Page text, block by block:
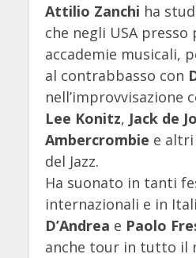
Attilio Zanchi ha
che negli USA
accademie musicali,
al contrabbasso con
nell’improvvisazione
Lee Konitz, Jack de
Ambercrombie e
del Jazz.
Ha suonato in tanti
internazionali e in
D’Andrea e Paolo
anche tour in tutto il